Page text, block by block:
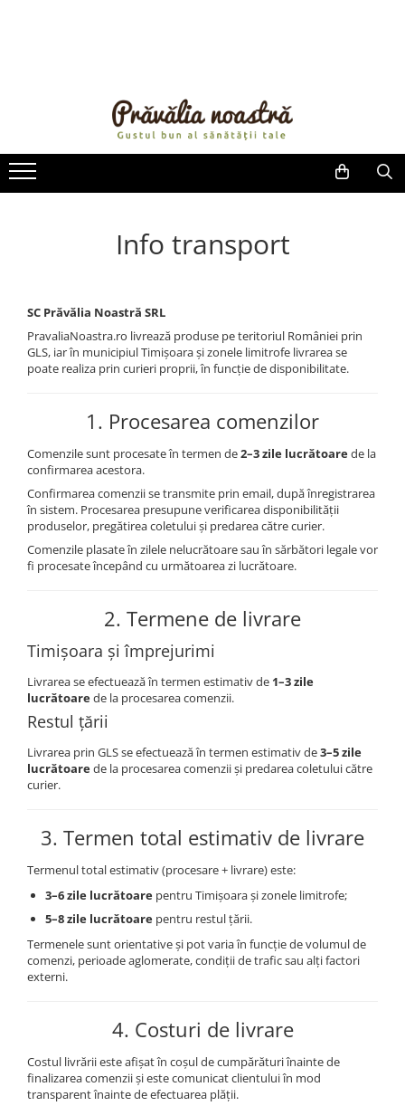
ULEIURI ȘI UNTURI
MĂSLINE
ÎNDULCITORI NATURALI / MIERE
SOSURI
FĂINĂ FĂRĂ GLUTEN
BĂUTURI / LAPTE VEGETAL
CONDIMENTE
CIOCOLATĂ ȘI CACAO
HEALTHY SNACKS
SUPERALIMENTE
LACTATE
PRODUSE ECO / ORGANICE
PRODUSE ROMÂNEȘTI
COSMETICE
REMEDII NATURISTE
Info transport
SC Prăvălia Noastră SRL
PravaliaNoastra.ro livrează produse pe teritoriul României prin
GLS, iar în municipiul Timișoara și zonele limitrofe livrarea se
poate realiza prin curieri proprii, în funcție de disponibilitate.
1. Procesarea comenzilor
Comenzile sunt procesate în termen de2–3 zile lucrătoarede la
confirmarea acestora.
Confirmarea comenzii se transmite prin email, după înregistrarea
în sistem. Procesarea presupune verificarea disponibilității
produselor, pregătirea coletului și predarea către curier.
Comenzile plasate în zilele nelucrătoare sau în sărbători legale vor
fi procesate începând cu următoarea zi lucrătoare.
2. Termene de livrare
Timișoara și împrejurimi
Livrarea se efectuează în termen estimativ de 1–3 zile
lucrătoarede la procesarea comenzii.
Restul țării
Livrarea prin GLS se efectuează în termen estimativ de3–5 zile
lucrătoarede la procesarea comenzii și predarea coletului către
curier.
3. Termen total estimativ de livrare
Termenul total estimativ (procesare + livrare) este:
3–6 zile lucrătoare pentru Timișoara și zonele limitrofe;
5–8 zile lucrătoare pentru restul țării.
Termenele sunt orientative și pot varia în funcție de volumul de
comenzi, perioade aglomerate, condiții de trafic sau alți factori
externi.
4. Costuri de livrare
Costul livrării este afișat în coșul de cumpărături înainte de
finalizarea comenzii și este comunicat clientului în mod
transparent înainte de efectuarea plății.